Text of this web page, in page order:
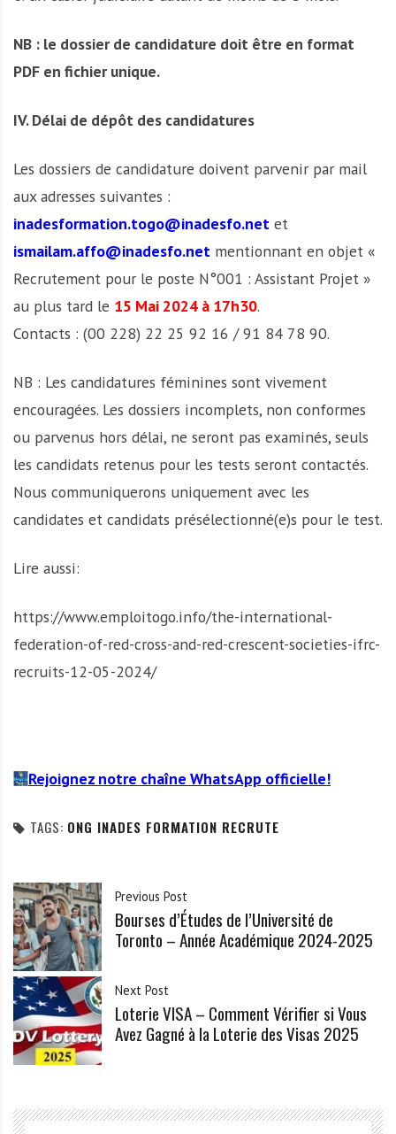
NB : le dossier de candidature doit être en format
PDF en fichier unique.
IV. Délai de dépôt des candidatures
Les dossiers de candidature doivent parvenir par mail
aux adresses suivantes :
inadesformation.togo@inadesfo.net et
ismailam.affo@inadesfo.net mentionnant en objet «
Recrutement pour le poste N°001 : Assistant Projet »
au plus tard le 15 Mai 2024 à 17h30.
Contacts : (00 228) 22 25 92 16 / 91 84 78 90.
NB : Les candidatures féminines sont vivement
encouragées. Les dossiers incomplets, non conformes
ou parvenus hors délai, ne seront pas examinés, seuls
les candidats retenus pour les tests seront contactés.
Nous communiquerons uniquement avec les
candidates et candidats présélectionné(e)s pour le test.
Lire aussi:
https://www.emploitogo.info/the-international-
federation-of-red-cross-and-red-crescent-societies-ifrc-
recruits-12-05-2024/
Rejoignez notre chaîne WhatsApp officielle!
TAGS: ONG INADES FORMATION RECRUTE
Previous Post
Bourses d’Études de l’Université de
Toronto – Année Académique 2024-2025
Next Post
Loterie VISA – Comment Vérifier si Vous
Avez Gagné à la Loterie des Visas 2025